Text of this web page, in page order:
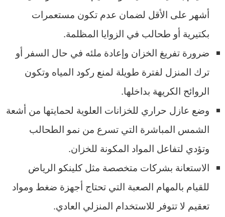
أشهر على الأقل لضمان عدم تكون مستعمرات
بكتيرية أو طحالب في الزوايا المظلمة.
ضرورة تفريغ الخزان وإعادة ملئه في حال السفر أو
ترك المنزل لفترة طويلة لمنع ركود المياه وتكون
الروائح الكريهة بداخلها.
وضع عازل حراري للخزانات العلوية لحمايتها من أشعة
الشمس المباشرة التي تسرع من نمو الطحالب
وتؤدي لتفاعل المواد المكونة للخزان.
الاستعانة بشركات متخصصة مثل كلينكو الرياض
للقيام بالمهام الصعبة التي تحتاج أجهزة ضغط ومواد
تعقيم لا تتوفر للاستخدام المنزلي العادي.